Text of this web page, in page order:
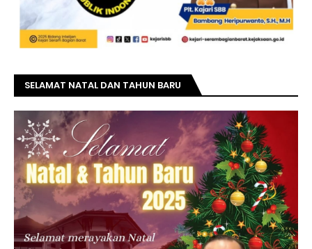
SELAMAT NATAL DAN TAHUN BARU